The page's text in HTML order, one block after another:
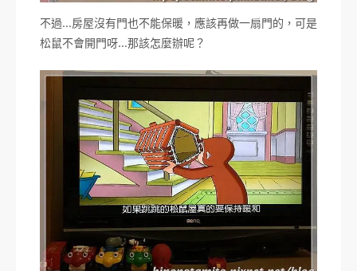
不過…房屋沒有門也不能保暖，應該再做一扇門的，可是
松鼠不會開門呀…那該怎麼辦呢？